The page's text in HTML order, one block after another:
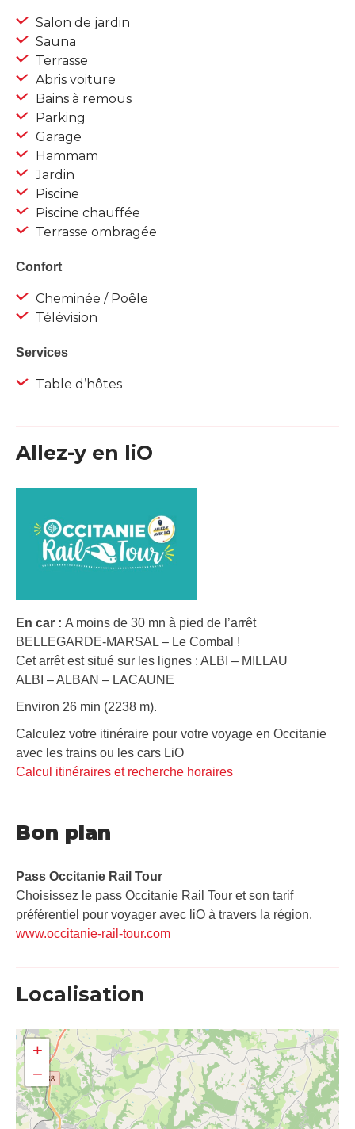
Salon de jardin
Sauna
Terrasse
Abris voiture
Bains à remous
Parking
Garage
Hammam
Jardin
Piscine
Piscine chauffée
Terrasse ombragée
Confort
Cheminée / Poêle
Télévision
Services
Table d’hôtes
Allez-y en liO
En car : A moins de 30 mn à pied de l’arrêt
BELLEGARDE-MARSAL – Le Combal !
Cet arrêt est situé sur les lignes : ALBI – MILLAU
ALBI – ALBAN – LACAUNE
Environ 26 min (2238 m).
Calculez votre itinéraire pour votre voyage en Occitanie
avec les trains ou les cars LiO
Calcul itinéraires et recherche horaires
Bon plan
Pass Occitanie Rail Tour​
Choisissez le pass Occitanie Rail Tour et son tarif
préférentiel pour voyager avec liO à travers la région.
www.occitanie-rail-tour.com
Localisation
+
−